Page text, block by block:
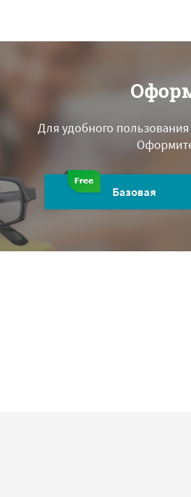
Для удобного
Базовая